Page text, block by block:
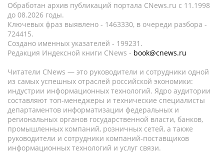
Обработан архив публикаций портала CNews.ru c 11.1998
до 08.2026 годы.
Ключевых фраз выявлено - 1463330, в очереди разбора -
724415.
Создано именных указателей - 199231.
Редакция Индексной книги CNews - book@cnews.ru
Читатели CNews — это руководители и сотрудники одной
из самых успешных отраслей российской экономики:
индустрии информационных технологий. Ядро аудитории
составляют топ-менеджеры и технические специалисты
департаментов информатизации федеральных и
региональных органов государственной власти, банков,
промышленных компаний, розничных сетей, а также
руководители и сотрудники компаний-поставщиков
информационных технологий и услуг связи.